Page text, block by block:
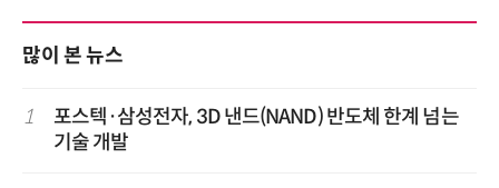
많이 본 뉴스
1
포스텍·삼성전자, 3D 낸드(NAND) 반도체 한계 넘는
기술 개발